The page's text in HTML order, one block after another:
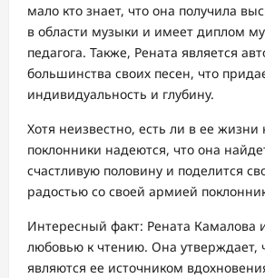
мало кто знает, что она получила
в области музыки и имеет диплом
педагога. Также, Рената является
большинства своих песен, что
индивидуальность и глубину.
Хотя неизвестно, есть ли в ее жизни
поклонники надеются, что она
счастливую половину и поделится
радостью со своей армией
Интересный факт: Рената Камалова
любовью к чтению. Она утверждает,
являются ее источником